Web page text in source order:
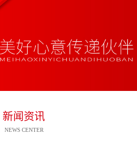
新闻资讯
NEWS CENTER